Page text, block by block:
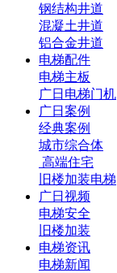
钢结构井道
混凝土井道
铝合金井道
电梯配件
电梯主板
广日电梯门机
广日案例
经典案例
城市综合体
高端住宅
旧楼加装电梯
广日视频
电梯安全
旧楼加装
电梯资讯
电梯新闻